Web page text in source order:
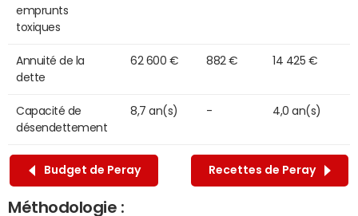
emprunts
toxiques
Annuité de la
dette
62 600 € 882 € 14 425 €
Capacité de
désendettement
8,7 an(s) - 4,0 an(s)
Budget de Peray Recettes de Peray
Méthodologie :